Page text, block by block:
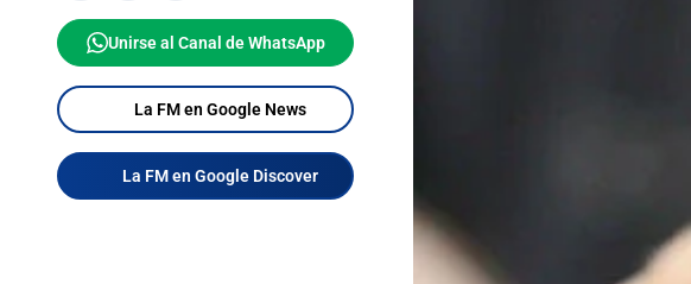
Unirse al Canal de WhatsApp
La FM en Google News
La FM en Google Discover